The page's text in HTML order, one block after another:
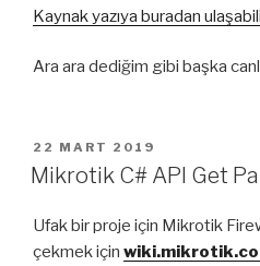
Kaynak yazıya buradan
Ara ara dediğim gibi başka
YAYIM
TARIHI
22 MART 2019
Mikrotik C# API Get
Ufak bir proje için Mikrotik
çekmek için